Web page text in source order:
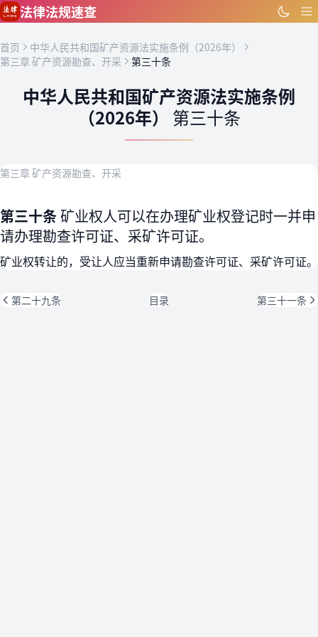
跳到主要内容
法律法规速查
首页
中华人民共和国矿产资源法实施条例（2026年）
第三章 矿产资源勘查、开采
第三十条
中华人民共和国矿产资源法实施条例
（2026年） 第三十条
第三章 矿产资源勘查、开采
第三十条矿业权人可以在办理矿业权登记时一并申
请办理勘查许可证、采矿许可证。
矿业权转让的，受让人应当重新申请勘查许可证、采矿许可证。
第二十九条 目录 第三十一条